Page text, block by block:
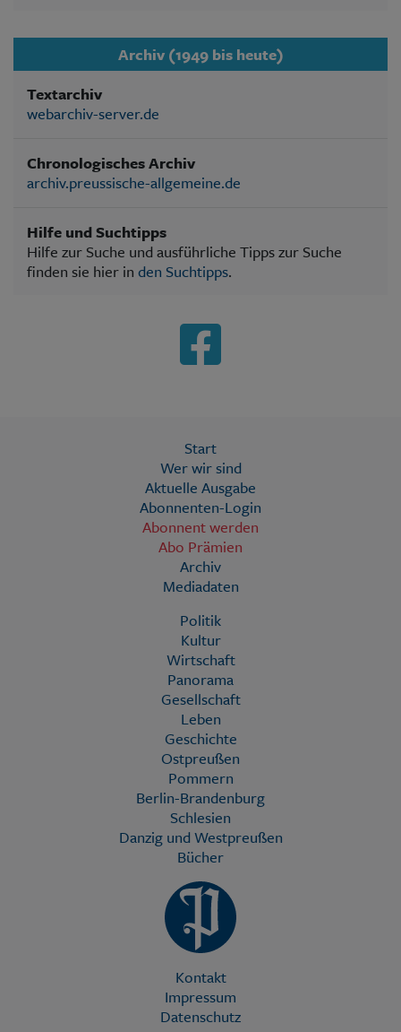
Archiv (1949 bis heute)
Textarchiv
webarchiv-server.de
Chronologisches Archiv
archiv.preussische-allgemeine.de
Hilfe und Suchtipps
Hilfe zur Suche und ausführliche Tipps zur Suche
finden sie hier in den Suchtipps.
Start
Wer wir sind
Aktuelle Ausgabe
Abonnenten-Login
Abonnent werden
Abo Prämien
Archiv
Mediadaten
Politik
Kultur
Wirtschaft
Panorama
Gesellschaft
Leben
Geschichte
Ostpreußen
Pommern
Berlin-Brandenburg
Schlesien
Danzig und Westpreußen
Bücher
Kontakt
Impressum
Datenschutz